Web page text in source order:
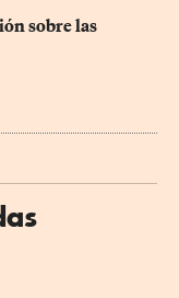
sobre las